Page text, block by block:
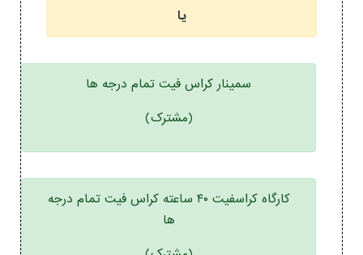
یا
سمینار کراس فیت تمام درجه ها
(مشترک)
کارگاه کراسفیت ۴۰ ساعته کراس فیت تمام درجه
ها